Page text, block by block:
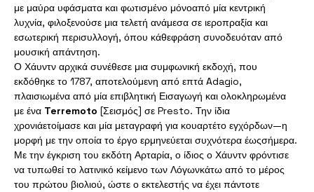
με μαύρα υφάσματα και φωτισμένο μόνοαπό μία κεντρική
λυχνία, φιλοξενούσε μια τελετή ανάμεσα σε ιεροπραξία και
εσωτερική περισυλλογή, όπου κάθεφράση συνοδευόταν από
μουσική απάντηση.
Ο Χάυντν αρχικά συνέθεσε μια συμφωνική εκδοχή, που
εκδόθηκε το 1787, αποτελούμενη από επτά Adagio,
πλαισιωμένα από μία επιβλητική Εισαγωγή και ολοκληρωμένα
με ένα Terremoto [Σεισμός] σε Presto. Την ίδια
χρονιάετοίμασε και μία μεταγραφή για κουαρτέτο εγχόρδων—η
μορφή με την οποία το έργο ερμηνεύεται συχνότερα έωςσήμερα.
Με την έγκριση του εκδότη Αρταρία, ο ίδιος ο Χάυντν φρόντισε
να τυπωθεί το λατινικό κείμενο των Λόγωνκάτω από το μέρος
του πρώτου βιολιού, ώστε ο εκτελεστής να έχει πάντοτε